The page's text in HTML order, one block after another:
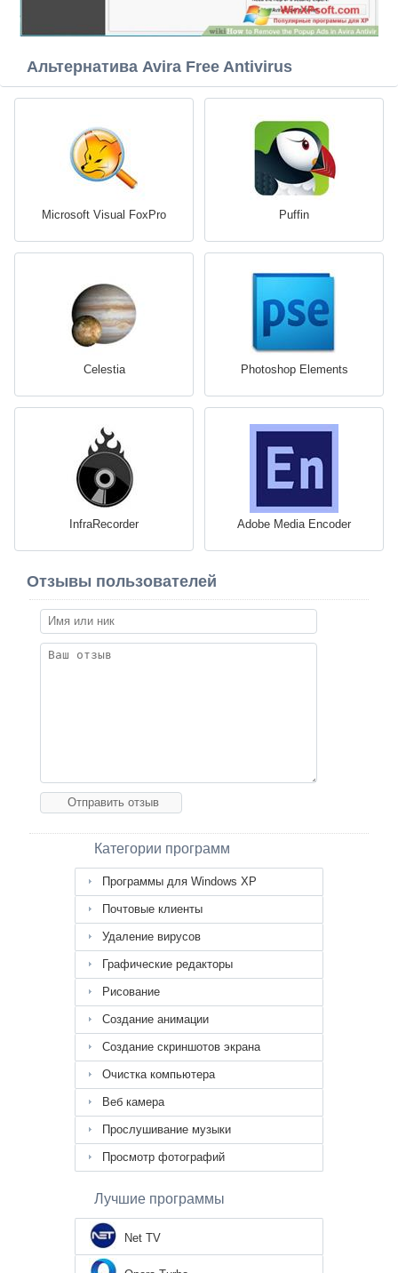
Альтернатива Avira Free Antivirus
Microsoft Visual FoxPro Puffin
Celestia Photoshop Elements
InfraRecorder Adobe Media Encoder
Отзывы пользователей
Категории программ
Программы для Windows XP
Почтовые клиенты
Удаление вирусов
Графические редакторы
Рисование
Создание анимации
Создание скриншотов экрана
Очистка компьютера
Веб камера
Прослушивание музыки
Просмотр фотографий
Лучшие программы
Net TV